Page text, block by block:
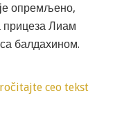
опремљено,
прицеза Лиам
балдахином.
ceo tekst